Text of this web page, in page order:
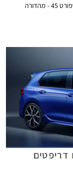
המאורע מציגה היצרנית את פולקסווגן גולף GTI קלאבספורט 45 - מהדורה
מעוצבות